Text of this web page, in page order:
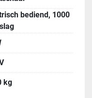
bediend, 1000
kg